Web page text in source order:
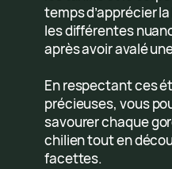
temps d’apprécier
les différentes
après avoir avalé
En respectant ces
précieuses, vous
savourer chaque
chilien tout en
facettes.